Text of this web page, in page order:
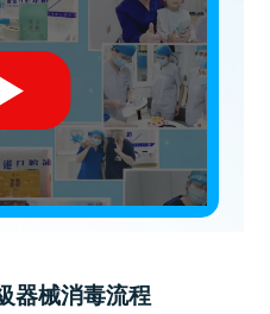
器械消毒流程